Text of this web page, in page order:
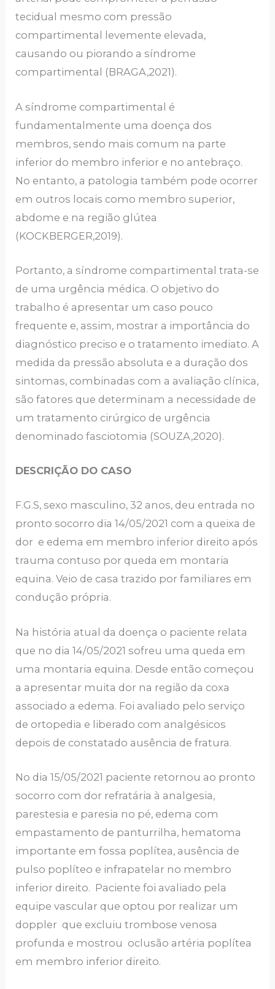
tecidual mesmo com pressão
compartimental levemente elevada,
causando ou piorando a síndrome
compartimental (BRAGA,2021).
A síndrome compartimental é
fundamentalmente uma doença dos
membros, sendo mais comum na parte
inferior do membro inferior e no antebraço.
No entanto, a patologia também pode ocorrer
em outros locais como membro superior,
abdome e na região glútea
(KOCKBERGER,2019).
Portanto, a síndrome compartimental trata-se
de uma urgência médica. O objetivo do
trabalho é apresentar um caso pouco
frequente e, assim, mostrar a importância do
diagnóstico preciso e o tratamento imediato. A
medida da pressão absoluta e a duração dos
sintomas, combinadas com a avaliação clínica,
são fatores que determinam a necessidade de
um tratamento cirúrgico de urgência
denominado fasciotomia (SOUZA,2020).
DESCRIÇÃO DO CASO
F.G.S, sexo masculino, 32 anos, deu entrada no
pronto socorro dia 14/05/2021 com a queixa de
dor e edema em membro inferior direito após
trauma contuso por queda em montaria
equina. Veio de casa trazido por familiares em
condução própria.
Na história atual da doença o paciente relata
que no dia 14/05/2021 sofreu uma queda em
uma montaria equina. Desde então começou
a apresentar muita dor na região da coxa
associado a edema. Foi avaliado pelo serviço
de ortopedia e liberado com analgésicos
depois de constatado ausência de fratura.
No dia 15/05/2021 paciente retornou ao pronto
socorro com dor refratária à analgesia,
parestesia e paresia no pé, edema com
empastamento de panturrilha, hematoma
importante em fossa poplítea, ausência de
pulso poplíteo e infrapatelar no membro
inferior direito. Paciente foi avaliado pela
equipe vascular que optou por realizar um
doppler que excluiu trombose venosa
profunda e mostrou oclusão artéria poplítea
em membro inferior direito.